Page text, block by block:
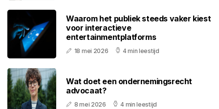
Waarom het publiek steeds vaker kiest
voor interactieve
entertainmentplatforms
18 mei 2026 4 min leestijd
Wat doet een ondernemingsrecht
advocaat?
8 mei 2026 4 min leestijd